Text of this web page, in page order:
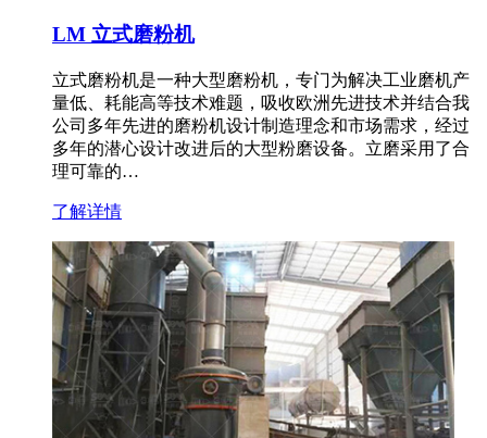
LM 立式磨粉机
立式磨粉机是一种大型磨粉机，专门为解决工业磨机产
量低、耗能高等技术难题，吸收欧洲先进技术并结合我
公司多年先进的磨粉机设计制造理念和市场需求，经过
多年的潜心设计改进后的大型粉磨设备。立磨采用了合
理可靠的…
了解详情